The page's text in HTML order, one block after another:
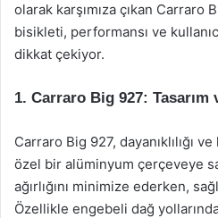
olarak karşımıza çıkan Carraro
bisikleti, performansı ve
dikkat çekiyor.
1. Carraro Big 927: Tasarım
Carraro Big 927, dayanıklılığı
özel bir alüminyum çerçeveye
ağırlığını minimize ederken,
Özellikle engebeli dağ